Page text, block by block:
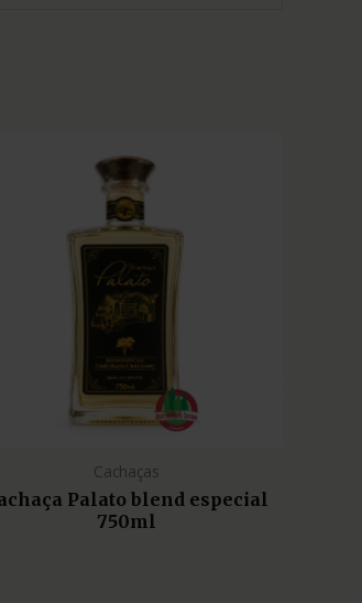
Cachaças
Palato blend especial
750ml